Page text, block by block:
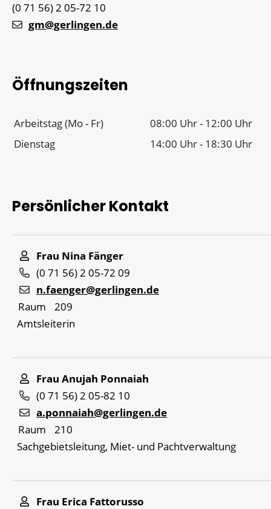
(0 71 56) 2 05-72 10
gm@gerlingen.de
Öffnungszeiten
Arbeitstag (Mo - Fr) 08:00 Uhr- 12:00 Uhr
Dienstag
14:00 Uhr- 18:30 Uhr
Persönlicher Kontakt
Frau Nina Fänger
(0 71 56) 2 05-72 09
n.faenger@gerlingen.de
Raum
209
Amtsleiterin
Frau Anujah Ponnaiah
(0 71 56) 2 05-82 10
a.ponnaiah@gerlingen.de
Raum
210
Sachgebietsleitung, Miet- und Pachtverwaltung
Frau Erica Fattorusso